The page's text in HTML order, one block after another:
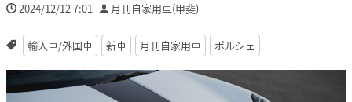
2024/12/12 7:01 月刊自家用車(甲斐)
輸入車/外国車 新車 月刊自家用車 ポルシェ